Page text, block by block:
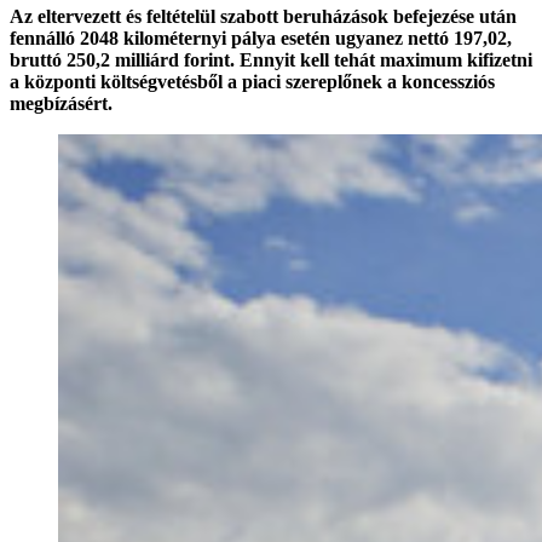
Az eltervezett és feltételül szabott beruházások befejezése után
fennálló 2048 kilométernyi pálya esetén ugyanez nettó 197,02,
bruttó 250,2 milliárd forint. Ennyit kell tehát maximum kifizetni
a központi költségvetésből a piaci szereplőnek a koncessziós
megbízásért.